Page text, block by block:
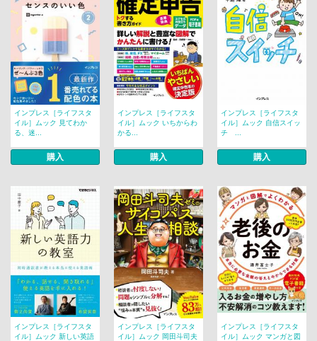
インプレス［ライフスタ
イル］ムック 見てわか
る、迷...
購入
インプレス［ライフスタ
イル］ムック いちからわ
かる...
購入
インプレス［ライフスタ
イル］ムック 自信スイッ
チ ...
購入
インプレス［ライフスタ
イル］ムック 新しい英語
インプレス［ライフスタ
イル］ムック 岡田斗司夫
インプレス［ライフスタ
イル］ムック マンガと図